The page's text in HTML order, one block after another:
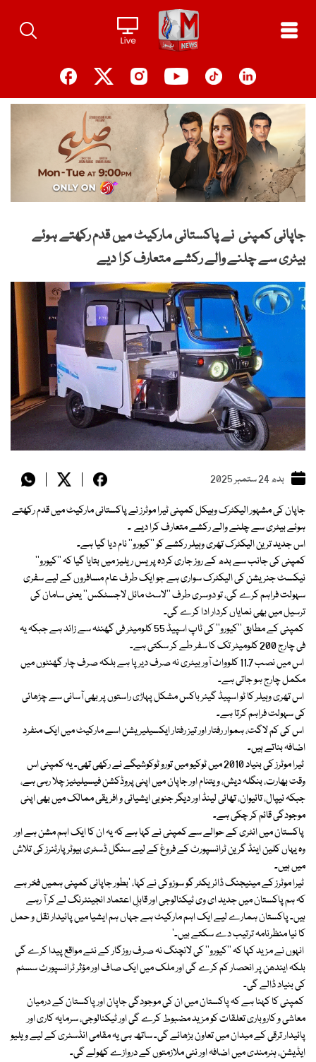
content
جاپانی کمپنی نے پاکستانی مارکیٹ میں قدم رکھتے ہوئے
بیٹری سے چلنے والے رکشے متعارف کرا دیے
بدھ 24 ستمبر 2025
جاپان کی مشہور الیکٹرک وہیکل کمپنی ٹيرا موٹرز نے پاکستانی مارکیٹ میں قدم رکھتے
ہوئے بیٹری سے چلنے والے رکشے متعارف کرا دیے ۔
اس جدید ترین الیکٹرک تھری وہیلر رکشے کو ’’کیورو‘‘ نام دیا گیا ہے۔
کمپنی کی جانب سے بدھ کے روز جاری کردہ پریس ریلیز میں بتایا گیا کہ ’’کیورو‘‘
نیکسٹ جنریشن کی الیکٹرک سواری ہے جو ایک طرف عام مسافروں کے لیے سفری
سہولت فراہم کرے گی، تو دوسری طرف ’’لاسٹ مائل لاجسٹکس‘‘ یعنی سامان کی
ترسیل میں بھی نمایاں کردار ادا کرے گی۔
کمپنی کے مطابق ’’کیورو‘‘ کی ٹاپ اسپیڈ 55 کلومیٹر فی گھنٹہ سے زائد ہے جبکہ یہ
فی چارج 200 کلومیٹر تک کا سفر طے کر سکتی ہے۔
اس میں نصب 11.7 کلوواٹ آور بیٹری نہ صرف دیرپا ہے بلکہ صرف چار گھنٹوں میں
مکمل چارج ہو جاتی ہے۔
اس تھری وہیلر کا ٹو اسپیڈ گیئر باکس مشکل پہاڑی راستوں پر بھی آسانی سے چڑھائی
کی سہولت فراہم کرتا ہے۔
اس کی کم لاگت، ہموار رفتار اور تیز رفتار ایکسیلیریشن اسے مارکیٹ میں ایک منفرد
اضافہ بناتے ہیں۔
ٹيرا موٹرز کی بنیاد 2010 میں ٹوکیو میں تورو ٹوکوشیگے نے رکھی تھی۔ یہ کمپنی اس
وقت بھارت، بنگلہ دیش، ویتنام اور جاپان میں اپنی پروڈکشن فیسیلیٹیز چلا رہی ہے،
جبکہ نیپال، تائیوان، تھائی لینڈ اور دیگر جنوبی ایشیائی و افریقی ممالک میں بھی اپنی
موجودگی قائم کر چکی ہے۔
پاکستان میں انٹری کے حوالے سے کمپنی نے کہا ہے کہ یہ ان کا ایک اہم مشن ہے اور
وہ یہاں کلین اینڈ گرین ٹرانسپورٹ کے فروغ کے لیے سنگل ڈسٹری بیوٹر پارٹنرز کی تلاش
میں ہیں۔
ٹيرا موٹرز کے مینیجنگ ڈائریکٹر گو سوزوکی نے کہا، ’بطور جاپانی کمپنی ہمیں فخر ہے
کہ ہم پاکستان میں جدید ای وی ٹیکنالوجی اور قابلِ اعتماد انجینئرنگ لے کر آ رہے
ہیں۔ پاکستان ہمارے لیے ایک اہم مارکیٹ ہے جہاں ہم ایشیا میں پائیدار نقل و حمل
کا نیا منظرنامہ ترتیب دے سکتے ہیں۔‘
انہوں نے مزید کہا کہ ’’کیورو‘‘ کی لانچنگ نہ صرف روزگار کے نئے مواقع پیدا کرے گی
بلکہ ایندھن پر انحصار کم کرے گی اور ملک میں ایک صاف اور مؤثر ٹرانسپورٹ سسٹم
کی بنیاد ڈالے گی۔
کمپنی کا کہنا ہے کہ پاکستان میں ان کی موجودگی جاپان اور پاکستان کے درمیان
معاشی و کاروباری تعلقات کو مزید مضبوط کرے گی اور ٹیکنالوجی، سرمایہ کاری اور
پائیدار ترقی کے میدان میں تعاون بڑھائے گی۔ ساتھ ہی یہ مقامی انڈسٹری کے لیے ویلیو
ایڈیشن، ہنرمندی میں اضافہ اور نئی ملازمتوں کے دروازے کھولے گی۔